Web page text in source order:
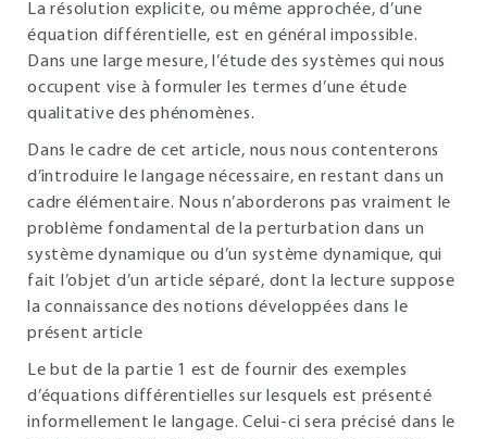
La résolution explicite, ou même approchée, d’une
équation différentielle, est en général impossible.
Dans une large mesure, l’étude des systèmes qui nous
occupent vise à formuler les termes d’une étude
qualitative des phénomènes.
Dans le cadre de cet article, nous nous contenterons
d’introduire le langage nécessaire, en restant dans un
cadre élémentaire. Nous n’aborderons pas vraiment le
problème fondamental de la perturbation dans un
système dynamique ou d’un système dynamique, qui
fait l’objet d’un article séparé, dont la lecture suppose
la connaissance des notions développées dans le
présent article
Le but de la partie 1 est de fournir des exemples
d’équations différentielles sur lesquels est présenté
informellement le langage. Celui-ci sera précisé dans le